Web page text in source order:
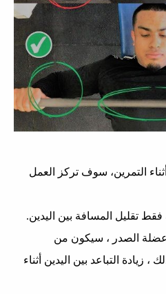
التمرين، سوف تركز العمل
تقليل المسافة بين اليدين.
الصدر ، سيكون من
التباعد بين اليدين أثناء